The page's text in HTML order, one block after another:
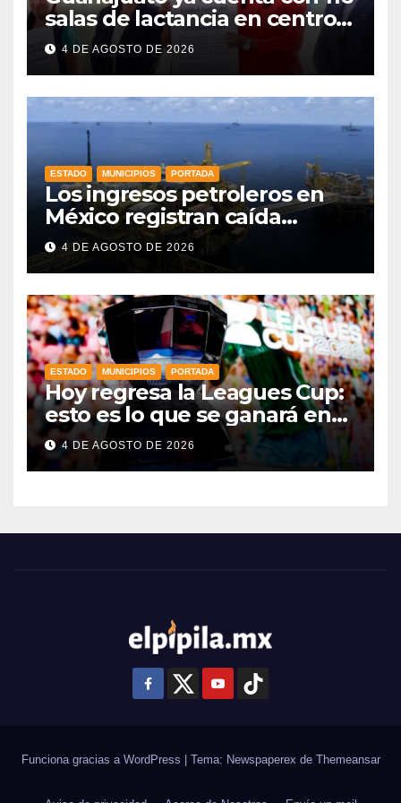
salas de lactancia en centros
de trabajo: Gobernadora
4 DE AGOSTO DE 2026
ESTADO MUNICIPIOS PORTADA
Los ingresos petroleros en
México registran caída
drástica en una década
4 DE AGOSTO DE 2026
ESTADO MUNICIPIOS PORTADA
Hoy regresa la Leagues Cup:
esto es lo que se ganará en
esta edición
4 DE AGOSTO DE 2026
Funciona gracias a WordPress | Tema: Newspaperex de Themeansar